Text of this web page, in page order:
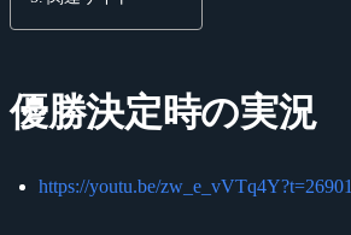
優勝決定時の実況
https://youtu.be/zw_e_vVTq4Y?t=26901